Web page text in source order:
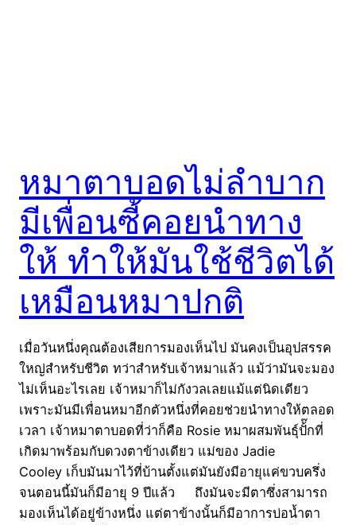
หมาตาบอดไม่ลำบาก
มีเพื่อนซี้คอยนำทาง
ให้ ทำให้มันใช้ชีวิตได้
เหมือนหมาปกติ
เมื่อวันหนึ่งคุณต้องเสียการมองเห็นไป มันคงเป็นอุปสรรค
ใหญ่สำหรับชีวิต ทว่าสำหรับเจ้าหมาแล้ว แม้ว่ามันจะมอง
ไม่เห็นอะไรเลย เจ้าหมาก็ไม่กังวลเลยแม้แต่นิดเดียว
เพราะมันมีเพื่อนหมาอีกตัวหนึ่งที่คอยช่วยนำทางให้ตลอด
เวลา เจ้าหมาตาบอดที่ว่าก็คือ Rosie หมาผสมพันธุ์ปั้๊กที่
เกิดมาพร้อมกับดวงตาข้างเดียว แม่ของ Jadie
Cooley เก็บมันมาไว้ที่บ้านตั้งแต่มันยังมีอายุแค่ขวบครึ่ง
จนตอนนี้มันก็มีอายุ 9 ปีแล้ว ถึงมันจะมีตาซึ่งสามารถ
มองเห็นได้อยู่ข้างหนึ่ง แต่ตาข้างนั้นก็มีอาการบ่อน้ำตา